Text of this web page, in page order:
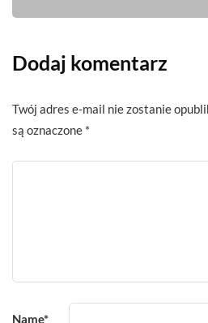
Dodaj komentarz
Twój adres e-mail nie zostanie
są oznaczone *
Name*